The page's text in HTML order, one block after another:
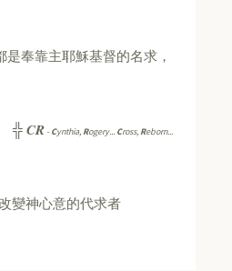
奉靠主耶穌基督的名求，
╬CR -Cynthia, Rogery... Cross, Reborn...
變神心意的代求者